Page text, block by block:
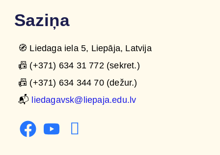
Saziņa
🧭 Liedaga iela 5, Liepāja, Latvija
📠 (+371) 634 31 772 (sekret.)
📠 (+371) 634 344 70 (dežur.)
📬 liedagavsk@liepaja.edu.lv